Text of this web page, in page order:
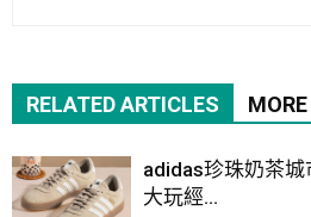
RELATED ARTICLES
adidas珍珠奶茶城
大玩經...